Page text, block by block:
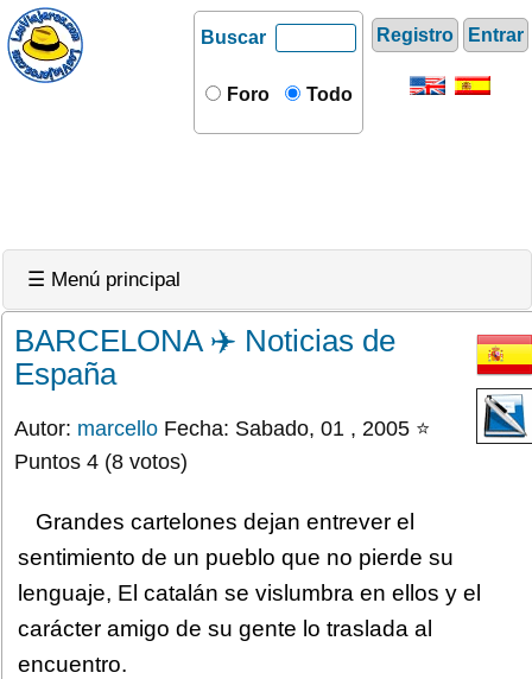
Registro Entrar
Buscar
Foro Todo
☰ Menú principal
BARCELONA ✈️ Noticias de
España
Autor: marcello Fecha: Sabado, 01 , 2005 ⭐
Puntos 4 (8 votos)
Grandes cartelones dejan entrever el
sentimiento de un pueblo que no pierde su
lenguaje, El catalán se vislumbra en ellos y el
carácter amigo de su gente lo traslada al
encuentro.